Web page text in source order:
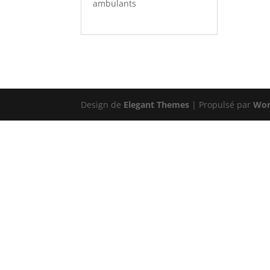
ambulants
Design de Elegant Themes | Propulsé par